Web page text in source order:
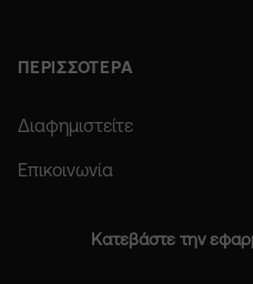
ΠΕΡΙΣΣΟΤΕΡΑ
Διαφημιστείτε
Επικοινωνία
Κατεβάστε την